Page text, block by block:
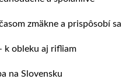
zmäkne a prispôsobí sa
k obleku aj rifliam
na Slovensku